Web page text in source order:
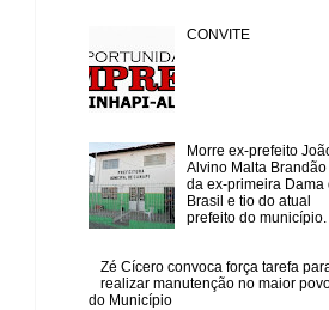
CONVITE
Morre ex-prefeito
Alvino Malta Brandão
da ex-primeira Dama
Brasil e tio do atual
prefeito do município.
Zé Cícero convoca força tarefa
realizar manutenção no maior
do Município